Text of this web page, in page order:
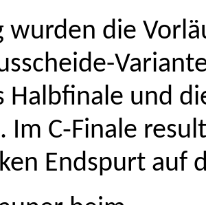
wur­den die
Halb­fi­nale und
Im C‑Finale
End­spurt auf